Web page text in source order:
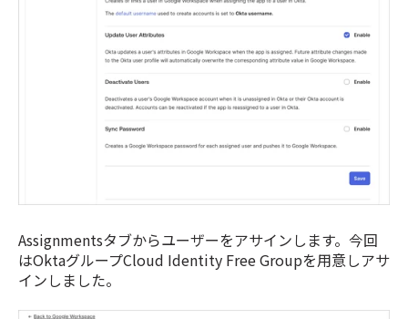
Assignmentsタブからユーザーをアサインします。今回
はOktaグループCloud Identity Free Groupを用意しアサ
インしました。